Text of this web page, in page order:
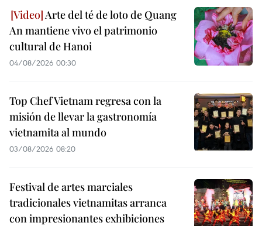
Arte del té de loto de Quang
An mantiene vivo el patrimonio
cultural de Hanoi
04/08/2026 00:30
Top Chef Vietnam regresa con la
misión de llevar la gastronomía
vietnamita al mundo
03/08/2026 08:20
Festival de artes marciales
tradicionales vietnamitas arranca
con impresionantes exhibiciones